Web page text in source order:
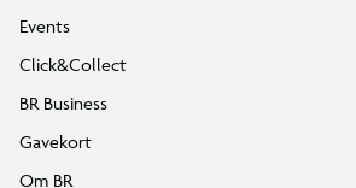
Events
Click&Collect
BR Business
Gavekort
Om BR